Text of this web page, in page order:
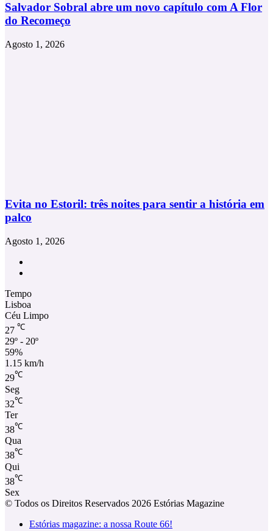
Salvador Sobral abre um novo capítulo com A Flor
do Recomeço
Agosto 1, 2026
Evita no Estoril: três noites para sentir a história em
palco
Agosto 1, 2026
Tempo
Lisboa
Céu Limpo
27 ℃
29º - 20º
59%
1.15 km/h
29℃
Seg
32℃
Ter
38℃
Qua
38℃
Qui
38℃
Sex
© Todos os Direitos Reservados 2026 Estórias Magazine
Estórias magazine: a nossa Route 66!